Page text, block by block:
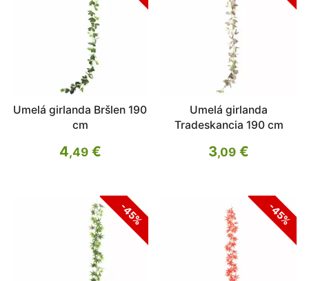
Umelá girlanda Bršlen 190
cm
4,49€
Umelá girlanda
Tradeskancia 190 cm
3,09 €
-45% -45%